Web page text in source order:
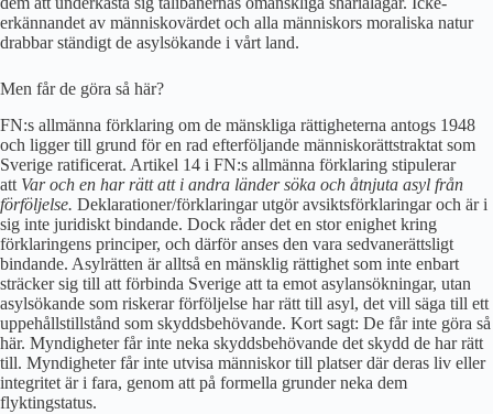
erkännandet av människovärdet och alla människors moraliska natur
drabbar ständigt de asylsökande i vårt land.
Men får de göra så här?
FN:s allmänna förklaring om de mänskliga rättigheterna antogs 1948
och ligger till grund för en rad efterföljande människorättstraktat som
Sverige ratificerat. Artikel 14 i FN:s allmänna förklaring stipulerar
att Var och en har rätt att i andra länder söka och åtnjuta asyl från
förföljelse. Deklarationer/förklaringar utgör avsiktsförklaringar och är i
sig inte juridiskt bindande. Dock råder det en stor enighet kring
förklaringens principer, och därför anses den vara sedvanerättsligt
bindande. Asylrätten är alltså en mänsklig rättighet som inte enbart
sträcker sig till att förbinda Sverige att ta emot asylansökningar, utan
asylsökande som riskerar förföljelse har rätt till asyl, det vill säga till ett
uppehållstillstånd som skyddsbehövande. Kort sagt: De får inte göra så
här. Myndigheter får inte neka skyddsbehövande det skydd de har rätt
till. Myndigheter får inte utvisa människor till platser där deras liv eller
integritet är i fara, genom att på formella grunder neka dem
flyktingstatus.